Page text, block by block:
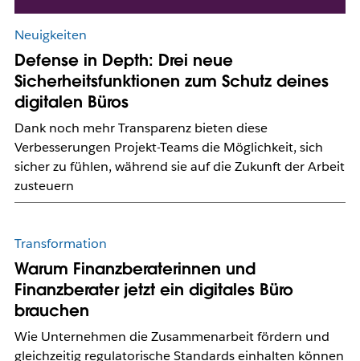
Neuigkeiten
Defense in Depth: Drei neue
Sicherheitsfunktionen zum Schutz deines
digitalen Büros
Dank noch mehr Transparenz bieten diese
Verbesserungen Projekt-Teams die Möglichkeit, sich
sicher zu fühlen, während sie auf die Zukunft der Arbeit
zusteuern
Transformation
Warum Finanzberaterinnen und
Finanzberater jetzt ein digitales Büro
brauchen
Wie Unternehmen die Zusammenarbeit fördern und
gleichzeitig regulatorische Standards einhalten können